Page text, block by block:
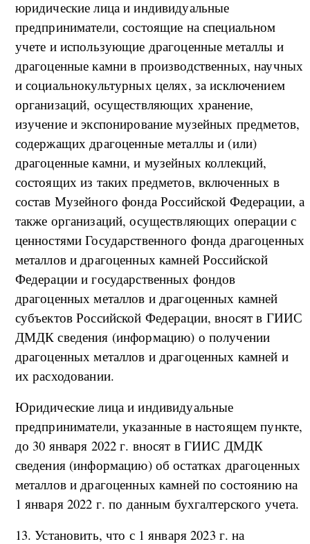
юридические лица и индивидуальные
предприниматели, состоящие на специальном
учете и использующие драгоценные металлы и
драгоценные камни в производственных, научных
и социальнокультурных целях, за исключением
организаций, осуществляющих хранение,
изучение и экспонирование музейных предметов,
содержащих драгоценные металлы и (или)
драгоценные камни, и музейных коллекций,
состоящих из таких предметов, включенных в
состав Музейного фонда Российской Федерации, а
также организаций, осуществляющих операции с
ценностями Государственного фонда драгоценных
металлов и драгоценных камней Российской
Федерации и государственных фондов
драгоценных металлов и драгоценных камней
субъектов Российской Федерации, вносят в ГИИС
ДМДК сведения (информацию) о получении
драгоценных металлов и драгоценных камней и
их расходовании.
Юридические лица и индивидуальные
предприниматели, указанные в настоящем пункте,
до 30 января 2022 г. вносят в ГИИС ДМДК
сведения (информацию) об остатках драгоценных
металлов и драгоценных камней по состоянию на
1 января 2022 г. по данным бухгалтерского учета.
13. Установить, что с 1 января 2023 г. на